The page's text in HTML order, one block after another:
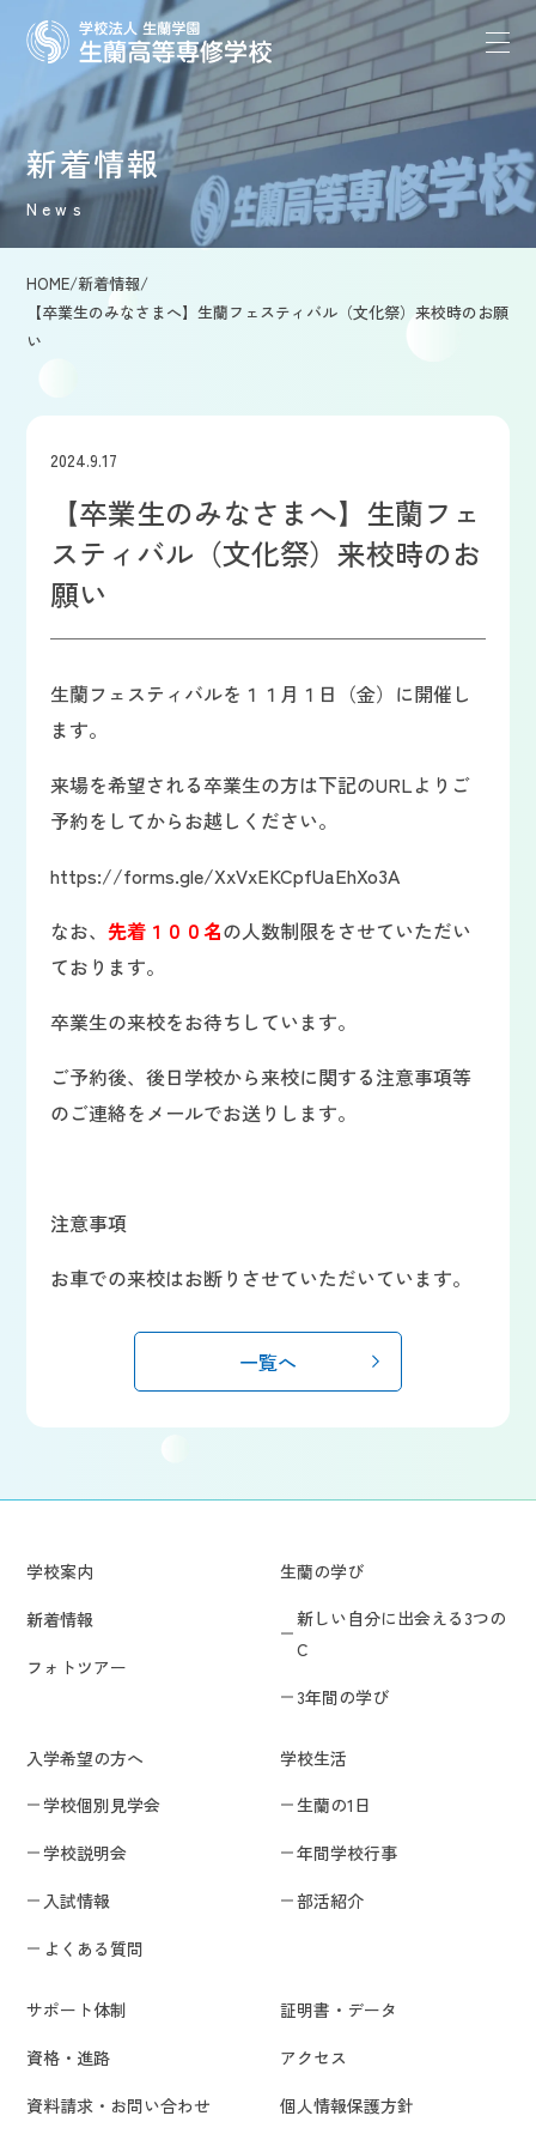
新着情報
News
HOME/新着情報/
【卒業生のみなさまへ】生蘭フェスティバル（文化祭）来校時のお願
い
2024.9.17
【卒業生のみなさまへ】生蘭フェ
スティバル（文化祭）来校時のお
願い
生蘭フェスティバルを１１月１日（金）に開催し
ます。
来場を希望される卒業生の方は下記のURLよりご
予約をしてからお越しください。
https://forms.gle/XxVxEKCpfUaEhXo3A
なお、 先着１００名の人数制限をさせていただい
ております。
卒業生の来校をお待ちしています。
ご予約後、後日学校から来校に関する注意事項等
のご連絡をメールでお送りします。
注意事項
お車での来校はお断りさせていただいています。
一覧へ
学校案内
新着情報
フォトツアー
生蘭の学び
新しい自分に出会える3つの
C
3年間の学び
入学希望の方へ
学校個別見学会
学校説明会
入試情報
よくある質問
学校生活
生蘭の1日
年間学校行事
部活紹介
サポート体制
資格・進路
資料請求・お問い合わせ
証明書・データ
アクセス
個人情報保護方針